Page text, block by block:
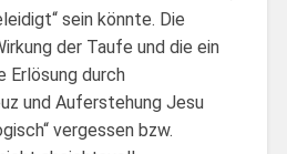
sein könnte. Die
der Taufe und die ein
Erlösung durch
und Auferstehung Jesu
vergessen bzw.